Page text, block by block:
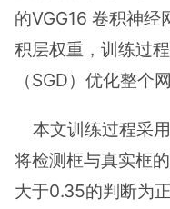
的VGG16 卷积神经
积层权重，训练过
（SGD）优化整个
本文训练过程采
将检测框与真实框
大于0.35的判断为